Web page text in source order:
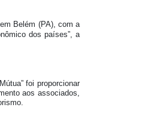
Belém (PA), com a
dos países”, a
foi proporcionar
aos associados,